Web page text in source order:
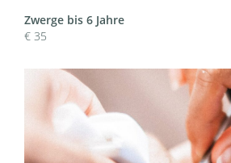
Zwerge bis 6 Jahre
€ 35